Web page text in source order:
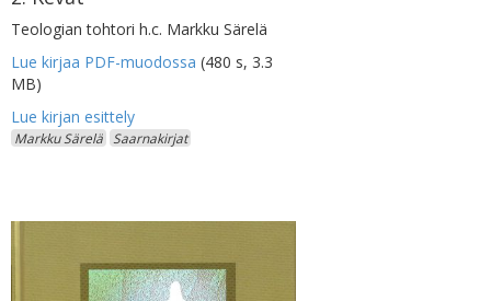
Teologian tohtori h.c. Markku Särelä
Lue kirjaa PDF-muodossa (480 s, 3.3
MB)
Markku Särelä Saarnakirjat